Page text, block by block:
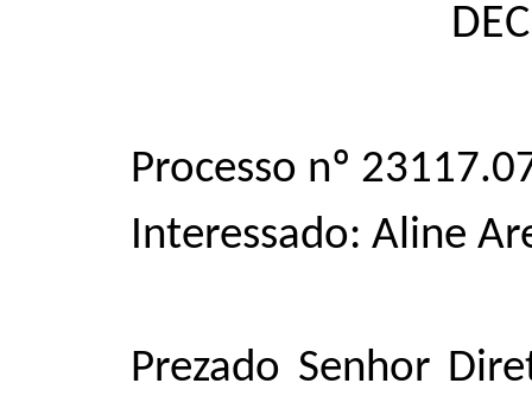
Processo nº
Interessado: Aline
Prezado Senhor